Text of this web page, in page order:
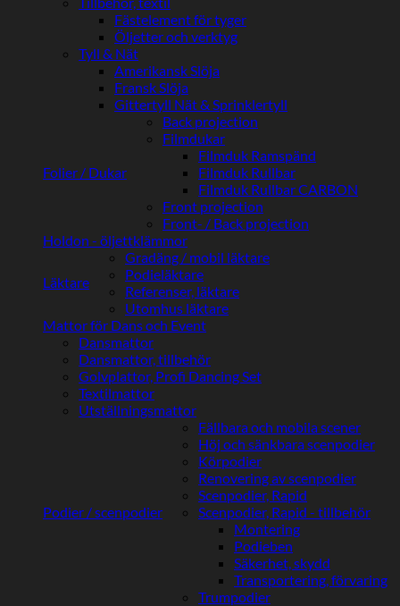
Fästelement för tyger
Öljetter och verktyg
Tyll & Nät
Amerikansk Slöja
Fransk Slöja
Gittertyll Nät & Sprinklertyll
Folier / Dukar
Back projection
Filmdukar
Filmduk Ramspänd
Filmduk Rullbar
Filmduk Rullbar CARBON
Front projection
Front- / Back projection
Holdon - öljettklämmor
Läktare
Gradäng / mobil läktare
Podieläktare
Referenser, läktare
Utomhus läktare
Mattor för Dans och Event
Dansmattor
Dansmattor, tillbehör
Golvplattor, Profi Dancing Set
Textilmattor
Utställningsmattor
Podier / scenpodier
Fällbara och mobila scener
Höj och sänkbara scenpodier
Körpodier
Renovering av scenpodier
Scenpodier, Rapid
Scenpodier, Rapid - tillbehör
Montering
Podieben
Säkerhet, skydd
Transportering, förvaring
Trumpodier